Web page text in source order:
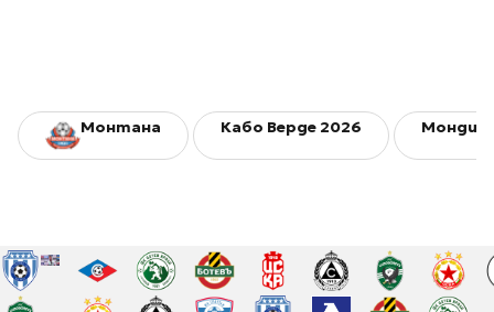
Монтана Кабо Верде 2026